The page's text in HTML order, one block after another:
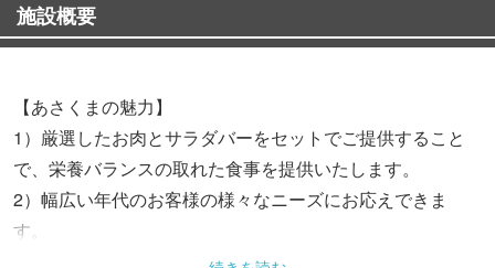
施設概要
【あさくまの魅力】
1）厳選したお肉とサラダバーをセットでご提供すること
で、栄養バランスの取れた食事を提供いたします。
2）幅広い年代のお客様の様々なニーズにお応えできま
す。
3）ゆったりとした空間で（座敷や個室あり店舗）周りを